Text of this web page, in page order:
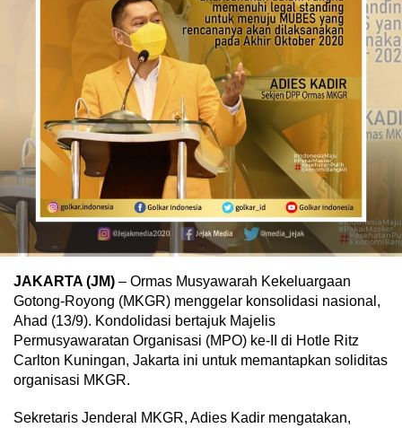
JAKARTA (JM) – Ormas Musyawarah Kekeluargaan
Gotong-Royong (MKGR) menggelar konsolidasi nasional,
Ahad (13/9). Kondolidasi bertajuk Majelis
Permusyawaratan Organisasi (MPO) ke-II di Hotle Ritz
Carlton Kuningan, Jakarta ini untuk memantapkan soliditas
organisasi MKGR.
Sekretaris Jenderal MKGR, Adies Kadir mengatakan,